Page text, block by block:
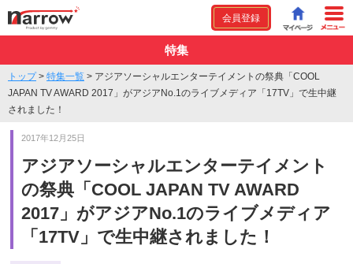
会員登録
特集
トップ> 特集一覧 > アジアソーシャルエンターテイメントの祭典「COOL
JAPAN TV AWARD 2017」がアジアNo.1のライブメディア「17TV」で生中継
されました！
2017年12月25日
アジアソーシャルエンターテイメント
の祭典「COOL JAPAN TV AWARD
2017」がアジアNo.1のライブメディア
「17TV」で生中継されました！